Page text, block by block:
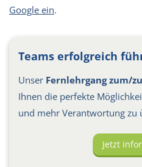
Google ein.
Teams erfolgreich
Unser Fernlehrgang zum/
Ihnen die perfekte
und mehr Verantwortung zu
Jetzt